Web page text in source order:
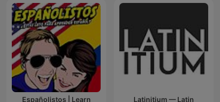
Españolistos | Learn Latinitium — Latin